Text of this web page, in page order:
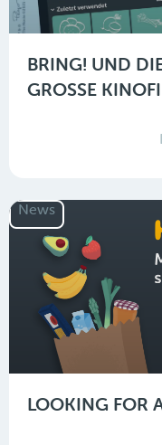
BRING! UND
GROSSE
News
LOOKING FOR